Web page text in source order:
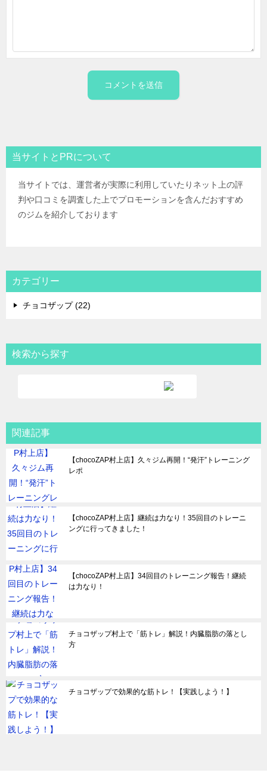
当サイトとPRについて
当サイトでは、運営者が実際に利用していたりネット上の評
判や口コミを調査した上でプロモーションを含んだおすすめ
のジムを紹介しております
カテゴリー
チョコザップ (22)
検索から探す
関連記事
【chocoZAP村上店】久々ジム再開！“発汗”トレーニング
レポ
【chocoZAP村上店】継続は力なり！35回目のトレーニ
ングに行ってきました！
【chocoZAP村上店】34回目のトレーニング報告！継続
は力なり！
チョコザップ村上で「筋トレ」解説！内臓脂肪の落とし
方
チョコザップで効果的な筋トレ！【実践しよう！】